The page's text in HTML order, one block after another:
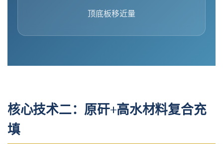
顶底板移近量
核心技术二：原矸+高水材料复合充
填